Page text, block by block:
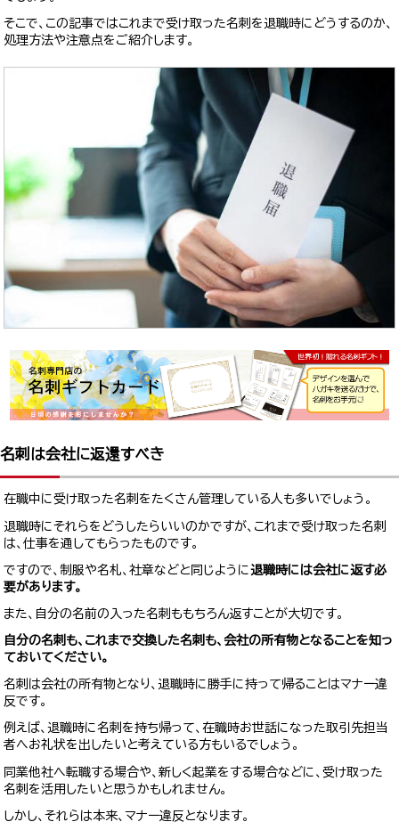
そこで、この記事ではこれまで受け取った名刺を退職時にどうするのか、
処理方法や注意点をご紹介します。
名刺は会社に返還すべき
在職中に受け取った名刺をたくさん管理している人も多いでしょう。
退職時にそれらをどうしたらいいのかですが、これまで受け取った名刺
は、仕事を通してもらったものです。
ですので、制服や名札、社章などと同じように退職時には会社に返す必
要があります。
また、自分の名前の入った名刺ももちろん返すことが大切です。
自分の名刺も、これまで交換した名刺も、会社の所有物となることを知っ
ておいてください。
名刺は会社の所有物となり、退職時に勝手に持って帰ることはマナー違
反です。
例えば、退職時に名刺を持ち帰って、在職時お世話になった取引先担当
者へお礼状を出したいと考えている方もいるでしょう。
同業他社へ転職する場合や、新しく起業をする場合などに、受け取った
名刺を活用したいと思うかもしれません。
しかし、それらは本来、マナー違反となります。